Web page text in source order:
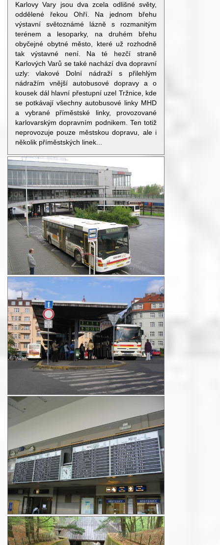
Karlovy Vary jsou dva zcela odlišné světy,
oddělené řekou Ohří. Na jednom břehu
výstavní světoznámé lázně s rozmanitým
terénem a lesoparky, na druhém břehu
obyčejné obytné město, které už rozhodně
tak výstavné není. Na té hezčí straně
Karlových Varů se také nachází dva dopravní
uzly: vlakové Dolní nádraží s přilehlým
nádražím vnější autobusové dopravy a o
kousek dál hlavní přestupní uzel Tržnice, kde
se potkávají všechny autobusové linky MHD
a vybrané příměstské linky, provozované
karlovarským dopravním podnikem. Ten totiž
neprovozuje pouze městskou dopravu, ale i
několik příměstských linek...